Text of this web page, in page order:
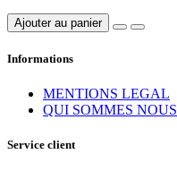
Ajouter au panier
Informations
MENTIONS LEGAL
QUI SOMMES NOUS
Service client